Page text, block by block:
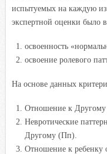
испытуемых на каждую
экспертной оценки было
освоенность
освоение ролевого
На основе данных
Отношение к Другому
Невротические
Другому (Пп).
Отношение к ребенку